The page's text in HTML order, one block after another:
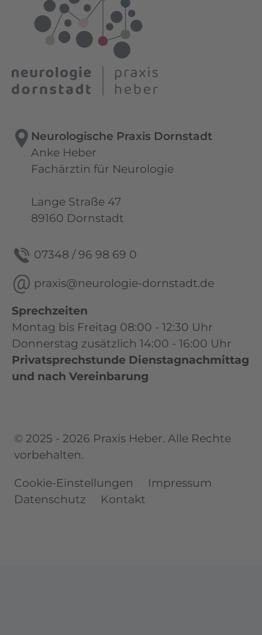
Neurologische Praxis Dornstadt
Anke Heber
Fachärztin für Neurologie
Lange Straße 47
89160 Dornstadt
07348 / 96 98 69 0
praxis@neurologie-dornstadt.de
Sprechzeiten
Montag bis Freitag 08:00 - 12:30 Uhr
Donnerstag zusätzlich 14:00 - 16:00 Uhr
Privatsprechstunde Dienstagnachmittag
und nach Vereinbarung
© 2025 - 2026 Praxis Heber. Alle Rechte
vorbehalten.
Cookie-Einstellungen
Impressum
Datenschutz
Kontakt